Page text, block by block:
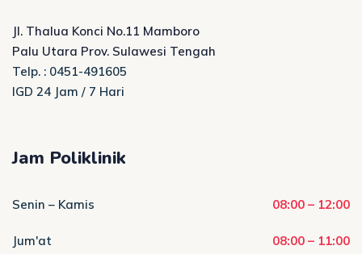
Jl. Thalua Konci No.11 Mamboro
Palu Utara Prov. Sulawesi Tengah
Telp. : 0451-491605
IGD 24 Jam / 7 Hari
Jam Poliklinik
Senin – Kamis 08:00 – 12:00
Jum'at 08:00 – 11:00